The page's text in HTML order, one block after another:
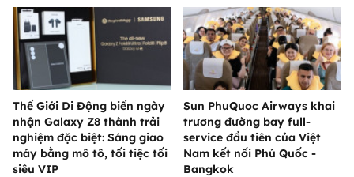
Thế Giới Di Động biến ngày
nhận Galaxy Z8 thành trải
nghiệm đặc biệt: Sáng giao
máy bằng mô tô, tối tiệc tối
siêu VIP
Sun PhuQuoc Airways khai
trương đường bay full-
service đầu tiên của Việt
Nam kết nối Phú Quốc -
Bangkok